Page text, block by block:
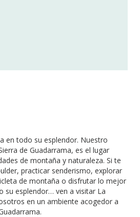
en todo su esplendor. Nuestro
de Guadarrama, es el lugar
de montaña y naturaleza. Si te
practicar senderismo, explorar
de montaña o disfrutar lo mejor
su esplendor… ven a visitar La
en un ambiente acogedor a